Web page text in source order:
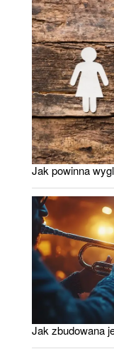
Jak powinna
Jak zbudowana